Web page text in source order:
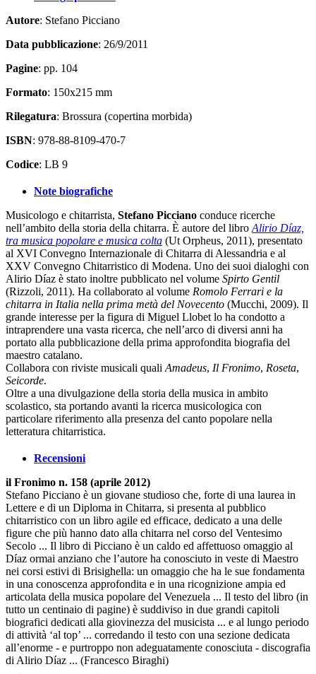
Autore: Stefano Picciano
Data pubblicazione: 26/9/2011
Pagine: pp. 104
Formato: 150x215 mm
Rilegatura: Brossura (copertina morbida)
ISBN: 978-88-8109-470-7
Codice: LB 9
Note biografiche
Musicologo e chitarrista, Stefano Picciano conduce ricerche
nell’ambito della storia della chitarra. È autore del libro Alirio Díaz,
tra musica popolare e musica colta (Ut Orpheus, 2011), presentato
al XVI Convegno Internazionale di Chitarra di Alessandria e al
XXV Convegno Chitarristico di Modena. Uno dei suoi dialoghi con
Alirio Díaz è stato inoltre pubblicato nel volume Spirto Gentil
(Rizzoli, 2011). Ha collaborato al volume Romolo Ferrari e la
chitarra in Italia nella prima metà del Novecento (Mucchi, 2009). Il
grande interesse per la figura di Miguel Llobet lo ha condotto a
intraprendere una vasta ricerca, che nell’arco di diversi anni ha
portato alla pubblicazione della prima approfondita biografia del
maestro catalano.
Collabora con riviste musicali quali Amadeus, Il Fronimo, Roseta,
Seicorde.
Oltre a una divulgazione della storia della musica in ambito
scolastico, sta portando avanti la ricerca musicologica con
particolare riferimento alla presenza del canto popolare nella
letteratura chitarristica.
Recensioni
il Fronimo n. 158 (aprile 2012)
Stefano Picciano è un giovane studioso che, forte di una laurea in
Lettere e di un Diploma in Chitarra, si presenta al pubblico
chitarristico con un libro agile ed efficace, dedicato a una delle
figure che più hanno dato alla chitarra nel corso del Ventesimo
Secolo ... Il libro di Picciano è un caldo ed affettuoso omaggio al
Díaz ormai anziano che l’autore ha conosciuto in veste di Maestro
nei corsi estivi di Brisighella: un omaggio che ha le sue fondamenta
in una conoscenza approfondita e in una ricognizione ampia ed
articolata della musica popolare del Venezuela ... Il testo del libro (in
tutto un centinaio di pagine) è suddiviso in due grandi capitoli
biografici dedicati alla giovinezza del musicista ... e al lungo periodo
di attività ‘al top’ ... corredando il testo con una sezione dedicata
all’enorme - e purtroppo non adeguatamente conosciuta - discografia
di Alirio Díaz ... (Francesco Biraghi)